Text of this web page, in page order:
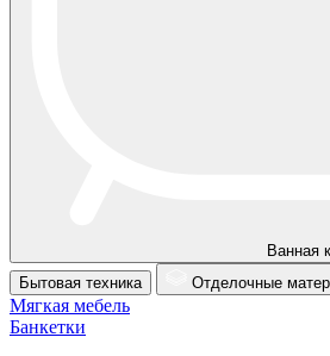
Ванная
Бытовая техника
Отделочные
Мягкая мебель
Банкетки